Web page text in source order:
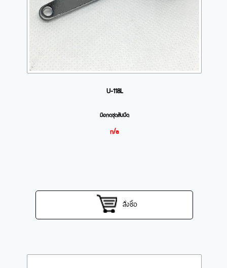
U-118L
มือกดชุดลับมีด
n/a
สั่งซื้อ